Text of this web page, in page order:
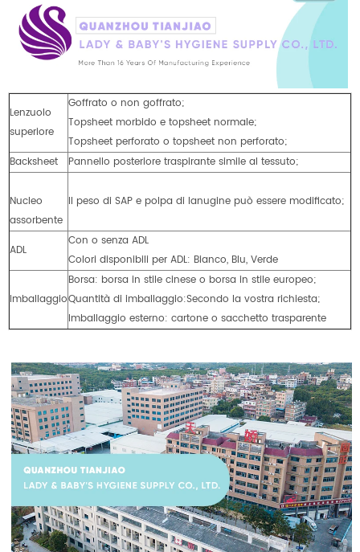
Lenzuolo
superiore
Goffrato o non goffrato;
Topsheet morbido e topsheet normale;
Topsheet perforato o topsheet non perforato;
Backsheet
Pannello posteriore traspirante simile al tessuto;
Nucleo
assorbente
Il peso di SAP e polpa di lanugine può essere modificato;
ADL
Con o senza ADL
Colori disponibili per ADL: Bianco, Blu, Verde
Imballaggio
Borsa: borsa in stile cinese o borsa in stile europeo;
Quantità di imballaggio:Secondo la vostra richiesta;
Imballaggio esterno: cartone o sacchetto trasparente